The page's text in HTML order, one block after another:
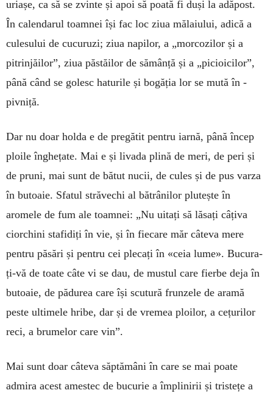
uriașe, ca să se zvinte și apoi să poată fi duși la adăpost.
În calendarul toamnei își fac loc ziua mălaiului, adică a
culesului de cucuruzi; ziua napilor, a „morcozilor și a
pitrinjăilor”, ziua păstăilor de sămânță și a „picioicilor”,
până când se golesc haturile și bogăția lor se mută în ­
pivniță.
Dar nu doar holda e de pregătit pentru iarnă, până încep
ploile înghețate. Mai e și livada plină de meri, de peri și
de pruni, mai sunt de bătut nucii, de cules și de pus varza
în butoaie. Sfatul străvechi al bătrânilor plutește în
aromele de fum ale toamnei: „Nu uitați să lăsați câțiva
ciorchini stafidiți în vie, și în fiecare măr câteva mere
pentru păsări și pentru cei plecați în «ceia lume». Bucura­
ți-vă de toate câte vi se dau, de mustul care fierbe deja în
butoaie, de pădurea care își scutură frunzele de aramă
peste ultimele hribe, dar și de vremea ploilor, a cețurilor
reci, a brumelor care vin”.
Mai sunt doar câteva săptămâni în care se mai poate
admira acest a­mes­tec de bucurie a îm­plinirii și tristețe a